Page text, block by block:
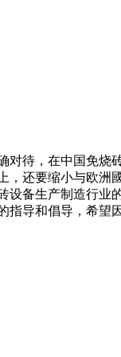
对待，在中国免烧
，还要缩小与欧
设备生产制造行
指导和倡导，希望